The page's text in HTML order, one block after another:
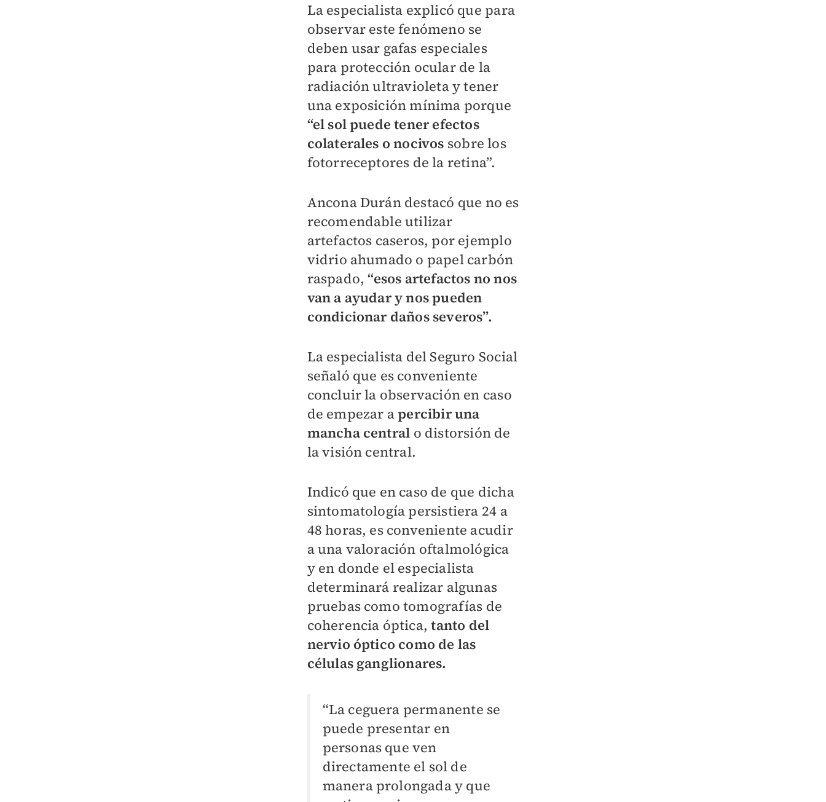
La especialista explicó que para
observar este fenómeno se
deben usar gafas especiales
para protección ocular de la
radiación ultravioleta y tener
una exposición mínima porque
“el sol puede tener efectos
colaterales o nocivos sobre los
fotorreceptores de la retina”.
Ancona Durán destacó que no es
recomendable utilizar
artefactos caseros, por ejemplo
vidrio ahumado o papel carbón
raspado,“esos artefactos no nos
van a ayudar y nos pueden
condicionar daños severos”.
La especialista del Seguro Social
señaló que es conveniente
concluir la observación en caso
de empezar apercibir una
mancha central o distorsión de
la visión central.
Indicó que en caso de que dicha
sintomatología persistiera 24 a
48 horas, es conveniente acudir
a una valoración oftalmológica
y en donde el especialista
determinará realizar algunas
pruebas como tomografías de
coherencia óptica,tanto del
nervio óptico como de las
células ganglionares.
“La ceguera permanente se
puede presentar en
personas que ven
directamente el sol de
manera prolongada y que